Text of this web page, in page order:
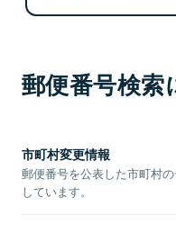
郵便番号検索
市町村変更情報
郵便番号を公表した市町村
しています。